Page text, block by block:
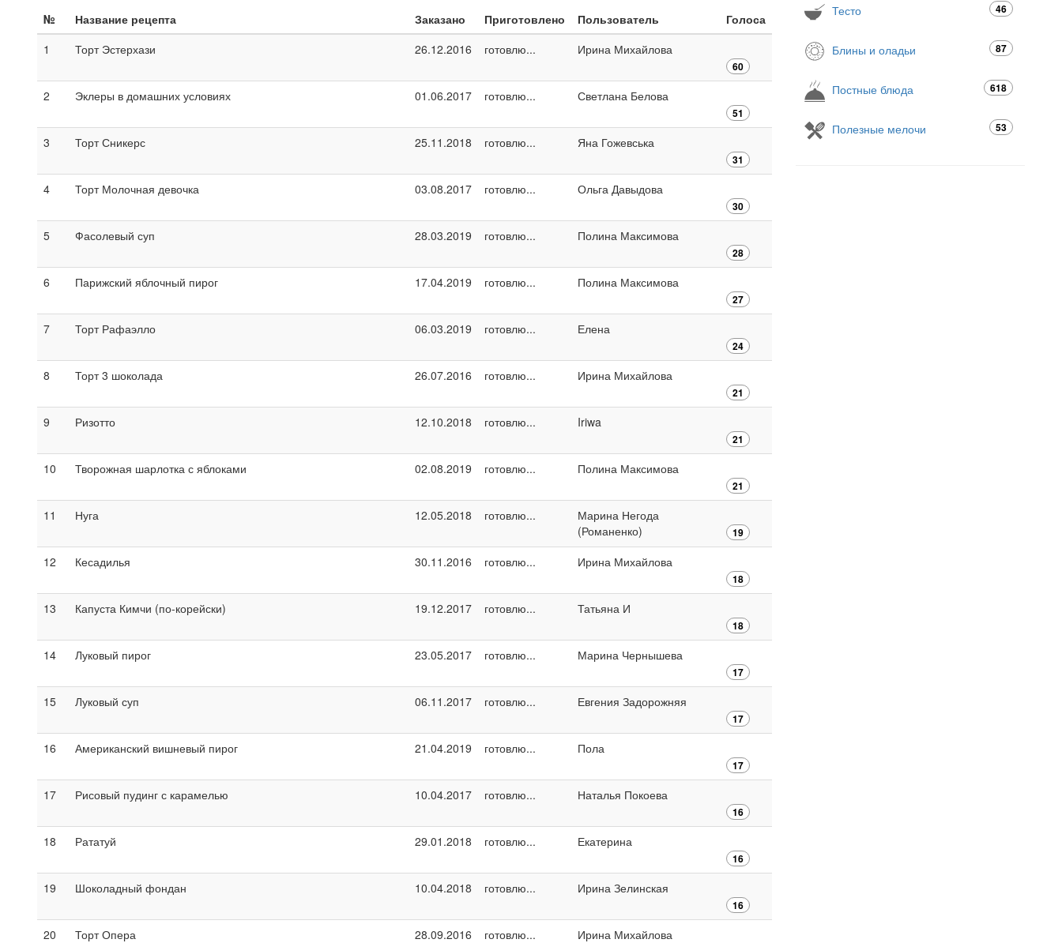
№ Название рецепта Заказано Приготовлено Пользователь
Голоса
1
Торт Эстерхази 26.12.2016 готовлю... Ирина Михайлова
60
2 Эклеры в домашних условиях 01.06.2017 готовлю... Светлана Белова
51
3 Торт Сникерс 25.11.2018 готовлю... Яна Гожевська
31
4 Торт Молочная девочка 03.08.2017 готовлю... Ольга Давыдова
30
5 Фасолевый суп 28.03.2019 готовлю... Полина Максимова
28
6 Парижский яблочный пирог 17.04.2019 готовлю... Полина Максимова
27
7 Торт Рафаэлло 06.03.2019 готовлю... Елена
24
8 Торт 3 шоколада 26.07.2016 готовлю... Ирина Михайлова
21
9 Ризотто 12.10.2018 готовлю... Iriwa
21
10 Творожная шарлотка с яблоками 02.08.2019 готовлю... Полина Максимова
21
11 Нуга 12.05.2018 готовлю...
Марина Негода
(Романенко)
19
12 Кесадилья 30.11.2016 готовлю... Ирина Михайлова
18
13 Капуста Кимчи (по-корейски) 19.12.2017 готовлю... Татьяна И
18
14 Луковый пирог 23.05.2017 готовлю... Марина Чернышева
17
15 Луковый суп 06.11.2017 готовлю... Евгения Задорожняя
17
16 Американский вишневый пирог 21.04.2019 готовлю... Пола
17
17 Рисовый пудинг с карамелью 10.04.2017 готовлю... Наталья Покоева
16
18 Рататуй 29.01.2018 готовлю... Екатерина
16
19 Шоколадный фондан 10.04.2018 готовлю... Ирина Зелинская
16
20 Торт Опера 28.09.2016 готовлю... Ирина Михайлова
Тесто 46
Блины и оладьи 87
Постные блюда 618
Полезные мелочи 53